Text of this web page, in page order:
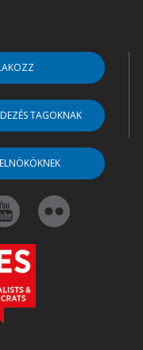
TAGOKNAK